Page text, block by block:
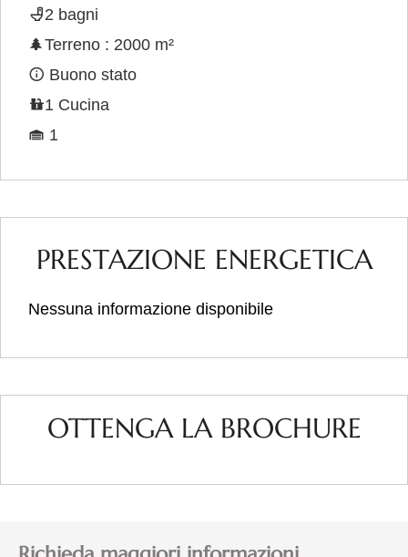
2 bagni
Terreno : 2000 m²
Buono stato
1 Cucina
1
PRESTAZIONE ENERGETICA
Nessuna informazione disponibile
OTTENGA LA BROCHURE